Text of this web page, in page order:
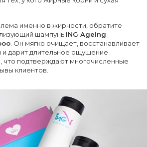
именно в жирности, обратите
шампунь ING AgeIng
. Он мягко очищает, восстанавливает
и дарит длительное ощущение
что подтверждают многочисленные
клиентов.